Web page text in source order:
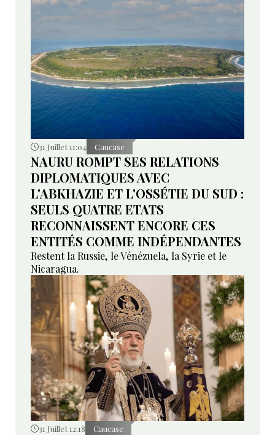
31 Juillet 11:04 Caucase
NAURU ROMPT SES RELATIONS
DIPLOMATIQUES AVEC
L'ABKHAZIE ET L'OSSÉTIE DU SUD :
SEULS QUATRE ETATS
RECONNAISSENT ENCORE CES
ENTITÉS COMME INDÉPENDANTES
Restent la Russie, le Vénézuela, la Syrie et le
Nicaragua.
31 Juillet 12:18 Caucase